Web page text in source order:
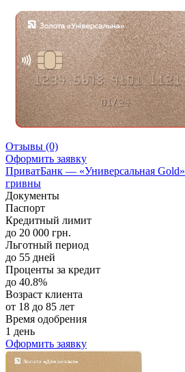
Отзывы (0)
Оформить заявку
ПриватБанк — «Универсальная
гривны
Документы
Паспорт
Кредитный лимит
до 20 000 грн.
Льготный период
до 55 дней
Проценты за кредит
до 40.8%
Возраст клиента
от 18 до 85 лет
Время одобрения
1 день
Оформить заявку